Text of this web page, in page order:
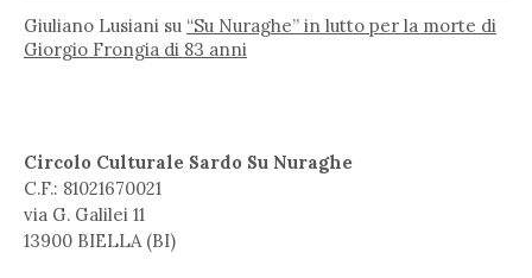
Giuliano Lusiani su “Su Nuraghe” in lutto per la morte di
Giorgio Frongia di 83 anni
Circolo Culturale Sardo Su Nuraghe
C.F.: 81021670021
via G. Galilei 11
13900 BIELLA (BI)